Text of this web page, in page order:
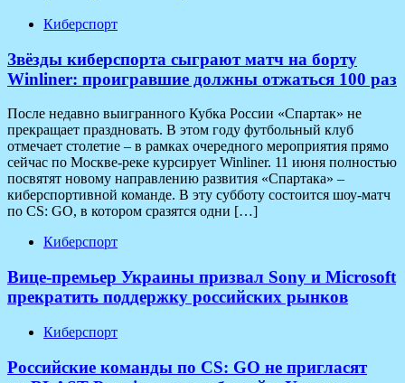
Киберспорт
Звёзды киберспорта сыграют матч на борту
Winliner: проигравшие должны отжаться 100 раз
После недавно выигранного Кубка России «Спартак» не
прекращает праздновать. В этом году футбольный клуб
отмечает столетие – в рамках очередного мероприятия прямо
сейчас по Москве-реке курсирует Winliner. 11 июня полностью
посвятят новому направлению развития «Спартака» –
киберспортивной команде. В эту субботу состоится шоу-матч
по CS: GO, в котором сразятся одни […]
Киберспорт
Вице-премьер Украины призвал Sony и Microsoft
прекратить поддержку российских рынков
Киберспорт
Российские команды по CS: GO не пригласят